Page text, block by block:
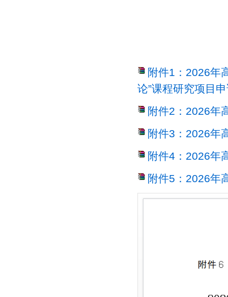
附件1：2026年
论”课程研究项目
附件2：2026年
附件3：2026年
附件4：2026年
附件5：2026年